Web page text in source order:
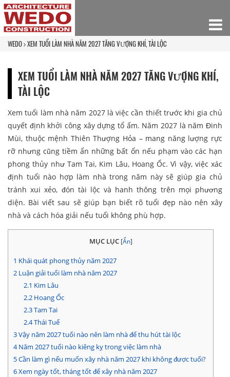
WEDO XEM TUỔI LÀM NHÀ NĂM 2027 TĂNG VƯỢNG KHÍ, TÀI LỘC
XEM TUỔI LÀM NHÀ NĂM 2027 TĂNG VƯỢNG KHÍ,
TÀI LỘC
Xem tuổi làm nhà năm 2027 là việc cần thiết trước khi gia chủ
quyết định khởi công xây dựng tổ ấm. Năm 2027 là năm Đinh
Mùi, thuộc mệnh Thiên Thượng Hỏa – mang năng lượng rực
rỡ nhưng cũng tiềm ẩn những bất ổn nếu phạm vào các hạn
phong thủy như Tam Tai, Kim Lâu, Hoang Ốc. Vì vậy, việc xác
định tuổi nào hợp làm nhà trong năm này sẽ giúp gia chủ
tránh xui xẻo, đón tài lộc và hanh thông trên mọi phương
diện. Bài viết sau sẽ giúp bạn biết rõ tuổi đẹp nào nên xây
nhà và cách hóa giải nếu tuổi không phù hợp.
MỤC LỤC [Ẩn]
1 Khái quát phong thủy năm 2027
2 Luận giải tuổi làm nhà năm 2027
2.1 Kim Lâu
2.2Hoang Ốc
2.3Tam Tai
2.4Thái Tuế
3Vậy năm 2027 tuổi nào nên làm nhà để thu hút tài lộc
4Năm 2027 tuổi nào kiêng kỵ trong việc làm nhà
5Cần làm gì nếu muốn xây nhà năm 2027 khi không được tuổi?
6Xem ngày tốt, tháng tốt để xây nhà năm 2027